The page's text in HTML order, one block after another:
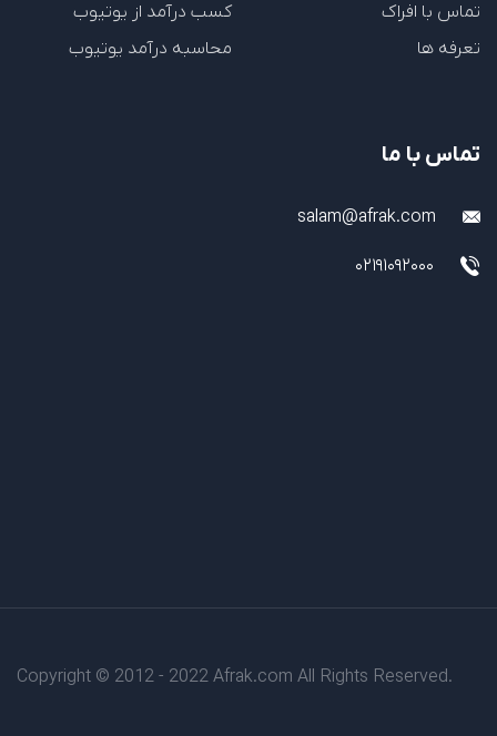
تماس با افراک
تعرفه ها
کسب درآمد از یوتیوب
محاسبه درآمد یوتیوب
تماس با ما
salam@afrak.com
02191092000
Copyright © 2012 - 2022 Afrak.com All Rights Reserved.